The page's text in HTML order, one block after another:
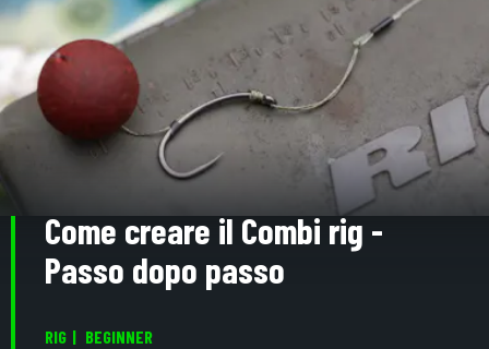
Come creare il Combi rig -
Passo dopo passo
RIG BEGINNER